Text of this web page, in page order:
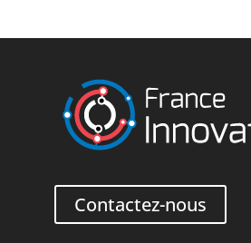
Contactez-nous